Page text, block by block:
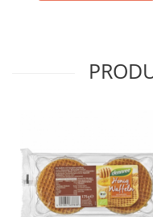
Pudre proteice bio
Otet bio
Ulei bio
Ulei de masline bio